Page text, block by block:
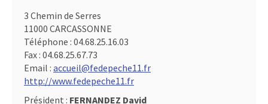
3 Chemin de Serres
11000 CARCASSONNE
Téléphone : 04.68.25.16.03
Fax : 04.68.25.67.73
Email : accueil@fedepeche11.fr
http://www.fedepeche11.fr
Président : FERNANDEZ David